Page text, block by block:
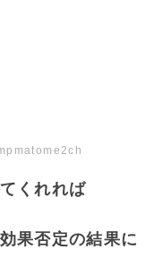
くれれば
果否定の結果に